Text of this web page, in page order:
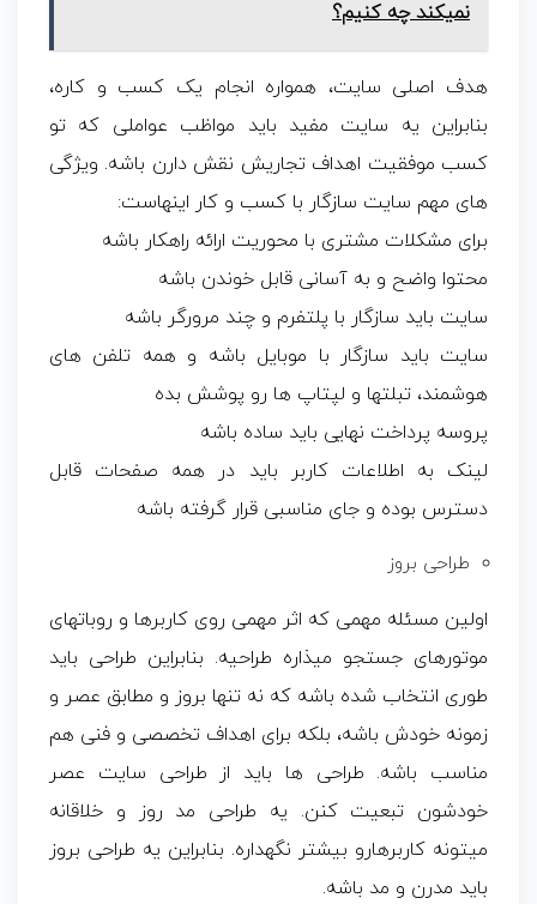
نمیکند چه کنیم؟
هدف اصلی سایت، همواره انجام یک کسب و کاره،
بنابراین یه سایت مفید باید مواظب عواملی که تو
کسب موفقیت اهداف تجاریش نقش دارن باشه. ویژگی
های مهم سایت سازگار با کسب و کار اینهاست:
برای مشکلات مشتری با محوریت ارائه راهکار باشه
محتوا واضح و به آسانی قابل خوندن باشه
سایت باید سازگار با پلتفرم و چند مرورگر باشه
سایت باید سازگار با موبایل باشه و همه تلفن های
هوشمند، تبلتها و لپتاپ ها رو پوشش بده
پروسه پرداخت نهایی باید ساده باشه
لینک به اطلاعات کاربر باید در همه صفحات قابل
دسترس بوده و جای مناسبی قرار گرفته باشه
طراحی بروز
اولین مسئله مهمی که اثر مهمی روی کاربرها و روباتهای
موتورهای جستجو میذاره طراحیه. بنابراین طراحی باید
طوری انتخاب شده باشه که نه تنها بروز و مطابق عصر و
زمونه خودش باشه، بلکه برای اهداف تخصصی و فنی هم
مناسب باشه. طراحی ها باید از طراحی سایت عصر
خودشون تبعیت کنن. یه طراحی مد روز و خلاقانه
میتونه کاربرهارو بیشتر نگهداره. بنابراین یه طراحی بروز
باید مدرن و مد باشه.